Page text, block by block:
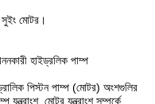
সুইং মোটর।
হাইড্রলিক পাম্প
পিস্টন পাম্প (মোটর) অংশগুলির
যন্ত্রাংশ, মোটর যন্ত্রাংশ সম্পর্কে